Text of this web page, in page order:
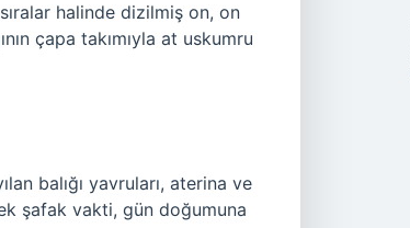
halinde dizilmiş on, on
çapa takımıyla at uskumru
balığı yavruları, aterina ve
şafak vakti, gün doğumuna